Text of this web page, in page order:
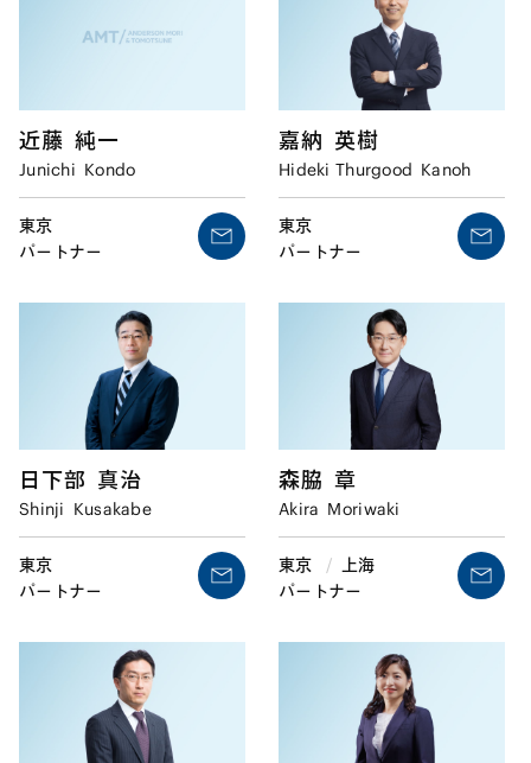
近藤 純一
Junichi Kondo
東京
パートナー
嘉納 英樹
Hideki Thurgood Kanoh
東京
パートナー
日下部 真治
Shinji Kusakabe
東京
パートナー
森脇 章
Akira Moriwaki
東京 / 上海
パートナー